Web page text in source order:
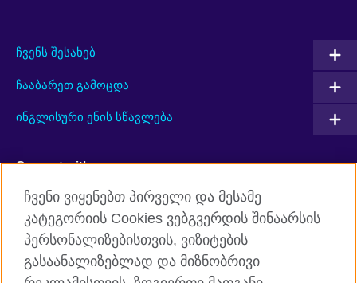
ჩვენს შესახებ
ჩააბარეთ გამოცდა
ინგლისური ენის სწავლება
Connect with us
Facebook Twitter
YouTube RSS
Instagram TikTok
ჩვენი ვიყენებთ პირველი და მესამე
კატეგორიის Cookies ვებგვერდის შინაარსის
პერსონალიზებისთვის, ვიზიტების
გასაანალიზებლად და მიზნობრივი